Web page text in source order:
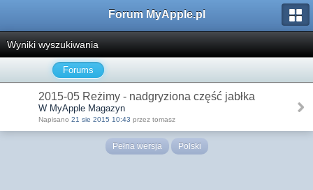
Forum MyApple.pl
Wyniki wyszukiwania
Forums
2015-05 Reżimy - nadgryziona część jabłka
W MyApple Magazyn
Napisano 21 sie 2015 10:43 przez tomasz
Pełna wersja Polski